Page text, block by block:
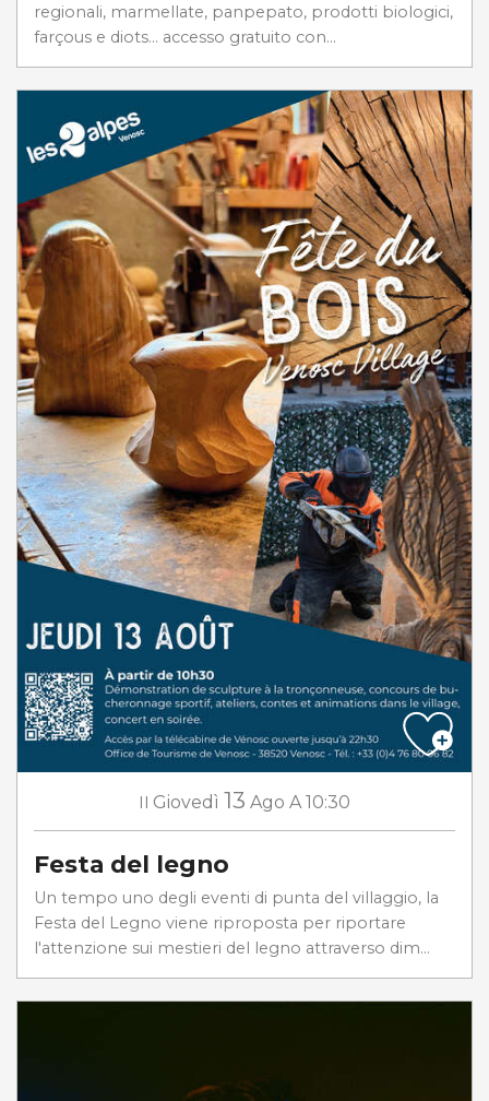
regionali, marmellate, panpepato, prodotti biologici,
farçous e diots... accesso gratuito con...
Il Giovedì 13 Ago A 10:30
Festa del legno
Un tempo uno degli eventi di punta del villaggio, la
Festa del Legno viene riproposta per riportare
l'attenzione sui mestieri del legno attraverso dim...